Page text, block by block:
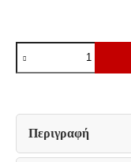
ΠΑΤΑΡΙ
ΝΤΟΥΛΑΠΑΣ
Fylliana
ARTISAN
ΧΡΩΜΑ
80x52x42εκ
ποσότητα
Περιγραφή